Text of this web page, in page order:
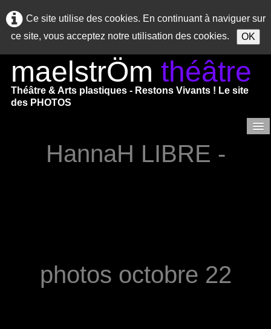
Ce site utilise des cookies. En continuant à naviguer sur
ce site, vous acceptez notre utilisation des cookies.
OK
maelstrÖm théâtre
Théâtre & Arts plastiques - Restons Vivants ! Le site
des PHOTOS
Saison 2022/2023
HannaH LIBRE -
photos octobre 22